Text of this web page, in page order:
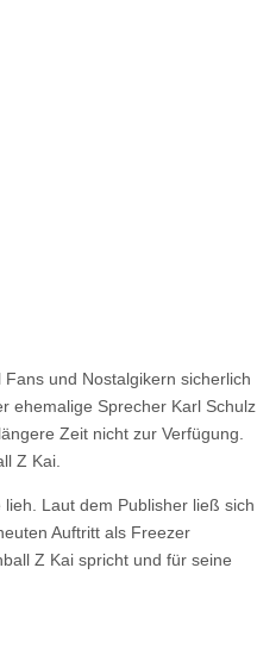
und Nostalgikern sicherlich
ehemalige Sprecher Karl Schulz
Zeit nicht zur Verfügung.
Z Kai.
Laut dem Publisher ließ sich
Auftritt als Freezer
Z Kai spricht und für seine